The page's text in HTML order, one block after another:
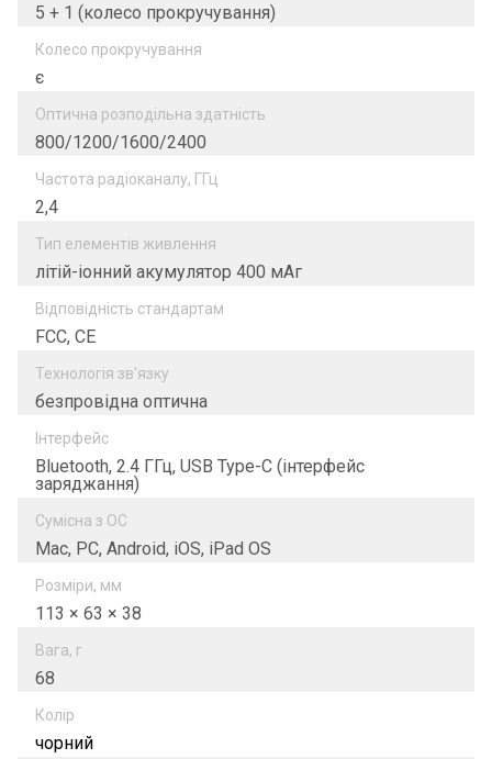
5 + 1 (колесо прокручування)
Колесо прокручування
є
Оптична розподільна здатність
800/1200/1600/2400
Частота радіоканалу, ГГц
2,4
Тип елементів живлення
літій-іонний акумулятор 400 мАг
Відповідність стандартам
FCC, CE
Технологія зв'язку
безпровідна оптична
Інтерфейс
Bluetooth, 2.4 ГГц, USB Type-C (інтерфейс
заряджання)
Сумісна з ОС
Mac, PC, Android, iOS, iPad OS
Розміри, мм
113 × 63 × 38
Вага, г
68
Колір
чорний